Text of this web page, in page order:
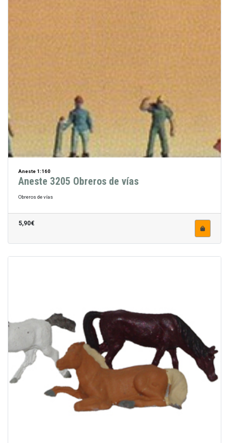
Aneste 1:160
Aneste 3205 Obreros de vías
Obreros de vías
5,90€